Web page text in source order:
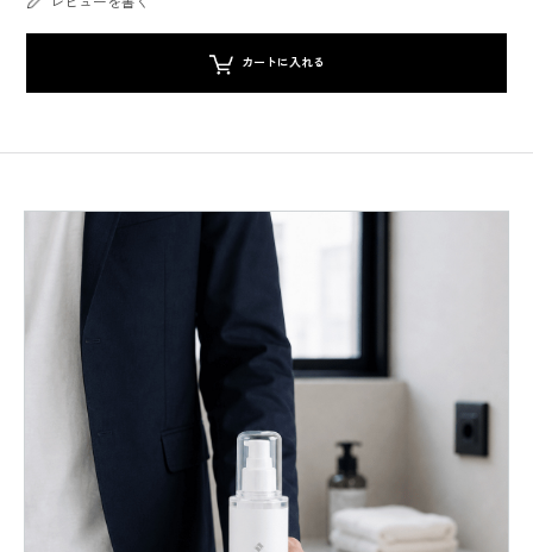
カートに入れる